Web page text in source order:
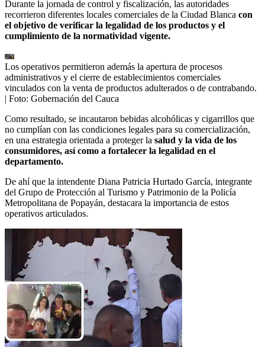
Durante la jornada de control y fiscalización, las autoridades
recorrieron diferentes locales comerciales de la Ciudad Blanca con
el objetivo de verificar la legalidad de los productos y el
cumplimiento de la normatividad vigente.
Los operativos permitieron además la apertura de procesos
administrativos y el cierre de establecimientos comerciales
vinculados con la venta de productos adulterados o de contrabando.
| Foto: Gobernación del Cauca
Como resultado, se incautaron bebidas alcohólicas y cigarrillos que
no cumplían con las condiciones legales para su comercialización,
en una estrategia orientada a proteger la salud y la vida de los
consumidores, así como a fortalecer la legalidad en el
departamento.
De ahí que la intendente Diana Patricia Hurtado García, integrante
del Grupo de Protección al Turismo y Patrimonio de la Policía
Metropolitana de Popayán, destacara la importancia de estos
operativos articulados.